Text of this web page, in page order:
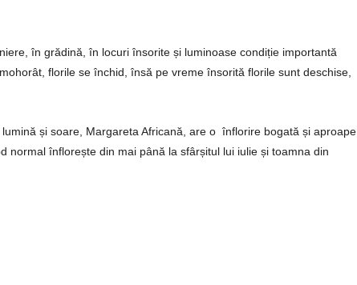
în grădină, în locuri însorite și luminoase condiție importantă
florile se închid, însă pe vreme însorită florile sunt deschise,
și soare, Margareta Africană, are o înflorire bogată și aproape
normal înflorește din mai până la sfârșitul lui iulie și toamna din